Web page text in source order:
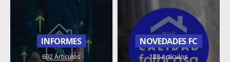
INFORMES
692 Artículos
NOVEDADES FC
128 Artículos